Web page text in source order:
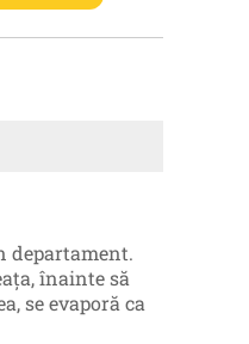
departament.
înainte să
se evaporă ca